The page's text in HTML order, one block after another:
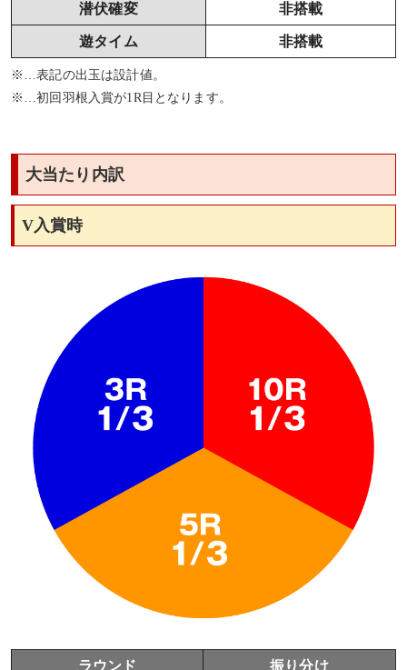
潜伏確変 非搭載
遊タイム 非搭載
※…表記の出玉は設計値。
※…初回羽根入賞が1R目となります。
大当たり内訳
V入賞時
ラウンド 振り分け